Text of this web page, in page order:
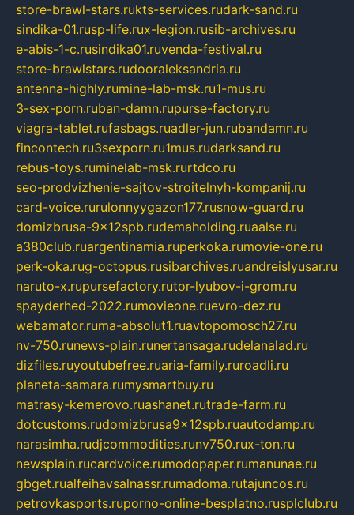
store-brawl-stars.rukts-services.rudark-sand.ru
sindika-01.rusp-life.rux-legion.rusib-archives.ru
e-abis-1-c.rusindika01.ruvenda-festival.ru
store-brawlstars.rudooraleksandria.ru
antenna-highly.rumine-lab-msk.ru1-mus.ru
3-sex-porn.ruban-damn.rupurse-factory.ru
viagra-tablet.rufasbags.ruadler-jun.rubandamn.ru
fincontech.ru3sexporn.ru1mus.rudarksand.ru
rebus-toys.ruminelab-msk.rurtdco.ru
seo-prodvizhenie-sajtov-stroitelnyh-kompanij.ru
card-voice.rurulonnyygazon177.rusnow-guard.ru
domizbrusa-9x12spb.rudemaholding.ruaalse.ru
a380club.ruargentinamia.ruperkoka.rumovie-one.ru
perk-oka.rug-octopus.rusibarchives.ruandreislyusar.ru
naruto-x.rupursefactory.rutor-lyubov-i-grom.ru
spayderhed-2022.rumovieone.ruevro-dez.ru
webamator.ruma-absolut1.ruavtopomosch27.ru
nv-750.runews-plain.runertansaga.rudelanalad.ru
dizfiles.ruyoutubefree.ruaria-family.ruroadli.ru
planeta-samara.rumysmartbuy.ru
matrasy-kemerovo.ruashanet.rutrade-farm.ru
dotcustoms.rudomizbrusa9x12spb.ruautodamp.ru
narasimha.rudjcommodities.runv750.rux-ton.ru
newsplain.rucardvoice.rumodopaper.rumanunae.ru
gbget.rualfeihavsalnassr.rumadoma.rutajuncos.ru
petrovkasports.ruporno-online-besplatno.rusplclub.ru